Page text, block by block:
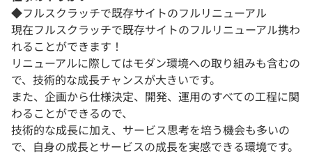
◆フルスクラッチで既存サイトのフルリニューアル
現在フルスクラッチで既存サイトのフルリニューアル携わ
れることができます！
リニューアルに際してはモダン環境への取り組みも含むの
で、技術的な成長チャンスが大きいです。
また、企画から仕様決定、開発、運用のすべての工程に関
わることができるので、
技術的な成長に加え、サービス思考を培う機会も多いの
で、自身の成長とサービスの成長を実感できる環境です。